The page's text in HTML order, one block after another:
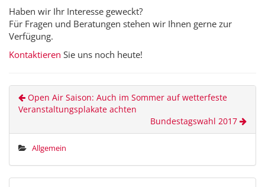
Haben wir Ihr Interesse geweckt?
Für Fragen und Beratungen stehen wir Ihnen gerne zur
Verfügung.
Kontaktieren Sie uns noch heute!
Open Air Saison: Auch im Sommer auf wetterfeste
Veranstaltungsplakate achten
Bundestagswahl 2017
Allgemein